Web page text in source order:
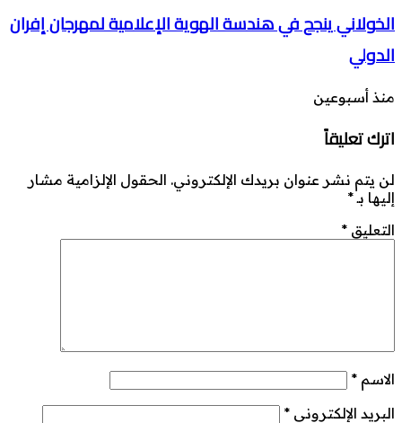
الخولاني ينجح في هندسة الهوية الإعلامية لمهرجان إفران
الدولي
منذ أسبوعين
اترك تعليقاً
لن يتم نشر عنوان بريدك الإلكتروني. الحقول الإلزامية مشار
إليها بـ*
التعليق *
الاسم *
البريد الإلكتروني *